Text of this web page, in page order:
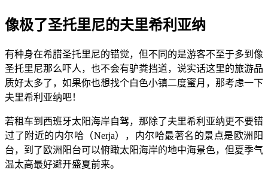
像极了圣托里尼的夫里希利亚纳
有种身在希腊圣托里尼的错觉，但不同的是游客不至于多到像
圣托里尼那么吓人，也不会有驴粪挡道，说实话这里的旅游品
质好太多了，如果你也想找个白色小镇二度蜜月，那考虑一下
夫里希利亚纳吧！
若租车到西班牙太阳海岸自驾，那除了夫里希利亚纳更不要错
过了附近的内尔哈（Nerja），内尔哈最著名的景点是欧洲阳
台，到了欧洲阳台可以俯瞰太阳海岸的地中海景色，但夏季气
温太高最好避开盛夏前来。